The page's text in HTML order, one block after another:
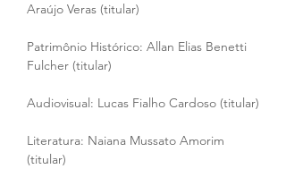
Araújo Veras (titular)
Patrimônio Histórico: Allan Elias Benetti
Fulcher (titular)
Audiovisual: Lucas Fialho Cardoso (titular)
Literatura: Naiana Mussato Amorim
(titular)